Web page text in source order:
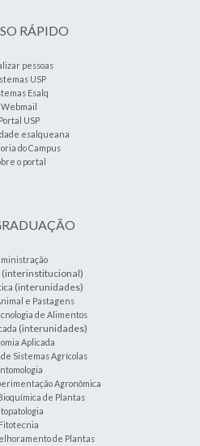
RÁPIDO
pessoas
USP
Esalq
Webmail
Portal USP
esalqueana
do Campus
o portal
(interinstitucional)
(interunidades)
e Pastagens
de Alimentos
(interunidades)
Aplicada
Sistemas Agrícolas
Agronômica
de Plantas
Fitotecnia
de Plantas